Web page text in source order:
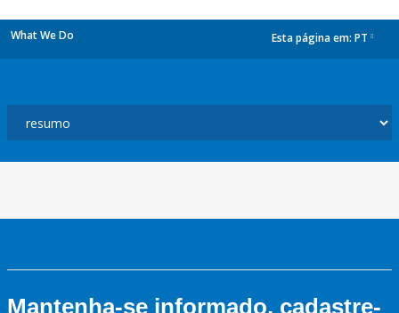
What We Do Esta página em: PT
Mantenha-se informado, cadastre-